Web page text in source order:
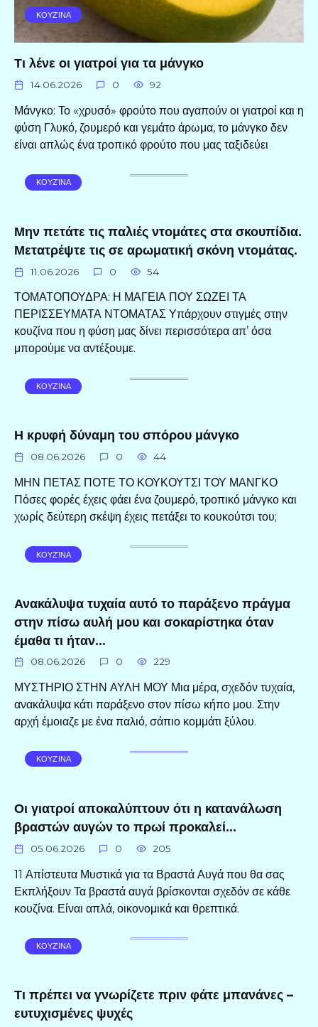
ΚΟΥΖΊΝΑ
Τι λένε οι γιατροί για τα μάνγκο
14.06.2026 0 92
Μάνγκο: Το «χρυσό» φρούτο που αγαπούν οι γιατροί και η
φύση Γλυκό, ζουμερό και γεμάτο άρωμα, το μάνγκο δεν
είναι απλώς ένα τροπικό φρούτο που μας ταξιδεύει
ΚΟΥΖΊΝΑ
Μην πετάτε τις παλιές ντομάτες στα σκουπίδια.
Μετατρέψτε τις σε αρωματική σκόνη ντομάτας.
11.06.2026 0 54
ΤΟΜΑΤΟΠΟΥΔΡΑ: Η ΜΑΓΕΙΑ ΠΟΥ ΣΩΖΕΙ ΤΑ
ΠΕΡΙΣΣΕΥΜΑΤΑ ΝΤΟΜΑΤΑΣ Υπάρχουν στιγμές στην
κουζίνα που η φύση μας δίνει περισσότερα απ’ όσα
μπορούμε να αντέξουμε.
ΚΟΥΖΊΝΑ
Η κρυφή δύναμη του σπόρου μάνγκο
08.06.2026 0 44
ΜΗΝ ΠΕΤΑΣ ΠΟΤΕ ΤΟ ΚΟΥΚΟΥΤΣΙ ΤΟΥ ΜΑΝΓΚΟ
Πόσες φορές έχεις φάει ένα ζουμερό, τροπικό μάνγκο και
χωρίς δεύτερη σκέψη έχεις πετάξει το κουκούτσι του;
ΚΟΥΖΊΝΑ
Ανακάλυψα τυχαία αυτό το παράξενο πράγμα
στην πίσω αυλή μου και σοκαρίστηκα όταν
έμαθα τι ήταν…
08.06.2026 0 229
ΜΥΣΤΗΡΙΟ ΣΤΗΝ ΑΥΛΗ ΜΟΥ Μια μέρα, σχεδόν τυχαία,
ανακάλυψα κάτι παράξενο στον πίσω κήπο μου. Στην
αρχή έμοιαζε με ένα παλιό, σάπιο κομμάτι ξύλου.
ΚΟΥΖΊΝΑ
Οι γιατροί αποκαλύπτουν ότι η κατανάλωση
βραστών αυγών το πρωί προκαλεί…
05.06.2026 0 205
11 Απίστευτα Μυστικά για τα Βραστά Αυγά που θα σας
Εκπλήξουν Τα βραστά αυγά βρίσκονται σχεδόν σε κάθε
κουζίνα. Είναι απλά, οικονομικά και θρεπτικά.
ΚΟΥΖΊΝΑ
Τι πρέπει να γνωρίζετε πριν φάτε μπανάνες –
ευτυχισμένες ψυχές